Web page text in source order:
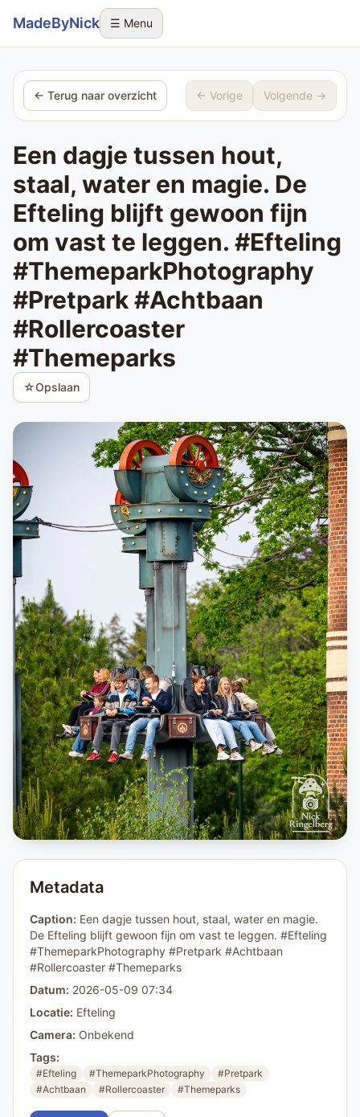
Sla navigatie over
MadeByNick ☰ Menu
← Terug naar overzicht ← Vorige Volgende →
Een dagje tussen hout,
staal, water en magie. De
Efteling blijft gewoon fijn
om vast te leggen. #Efteling
#ThemeparkPhotography
#Pretpark #Achtbaan
#Rollercoaster
#Themeparks
☆Opslaan
Metadata
Caption: Een dagje tussen hout, staal, water en magie.
De Efteling blijft gewoon fijn om vast te leggen. #Efteling
#ThemeparkPhotography #Pretpark #Achtbaan
#Rollercoaster #Themeparks
Datum: 2026-05-09 07:34
Locatie: Efteling
Camera: Onbekend
Tags:
#Efteling #ThemeparkPhotography
#Pretpark
#Achtbaan
#Rollercoaster #Themeparks